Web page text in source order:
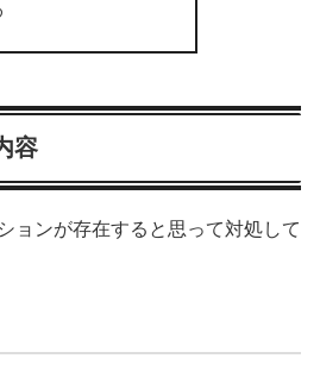
容
ョンが存在すると思って対処して